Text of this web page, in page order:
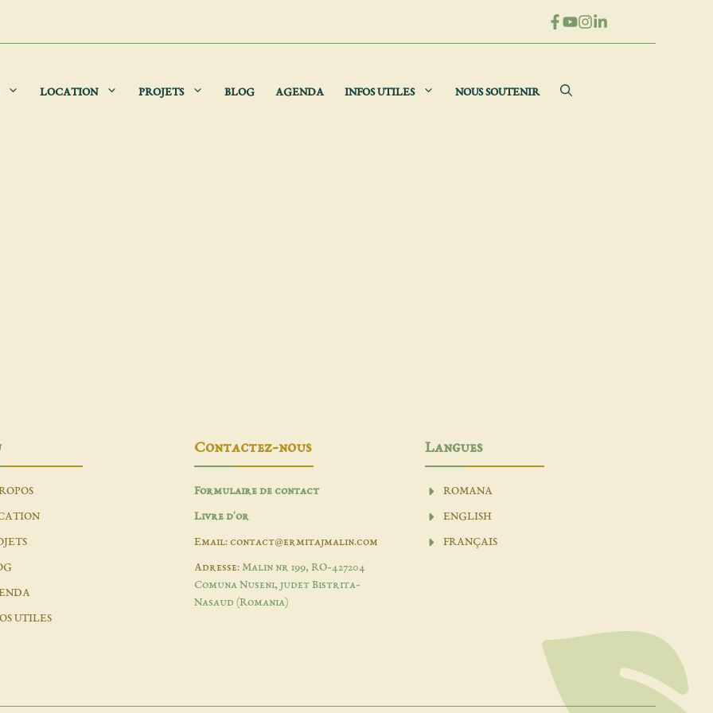
LOCATION PROJETS BLOG AGENDA INFOS UTILES NOUS SOUTENIR
UTILES
Contactez-nous
Formulaire de contact
Livre d'or
Email: contact@ermitajmalin.com
Adresse: Malin nr 199, RO-427204
Comuna Nuseni, judet Bistrita-
Nasaud (Romania)
Langues
ROMANA
ENGLISH
FRANÇAIS